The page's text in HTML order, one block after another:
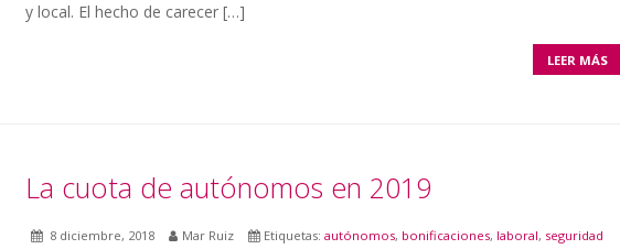
y local. El hecho de carecer […]
LEER MÁS
La cuota de autónomos en 2019
8 diciembre, 2018 Mar Ruiz Etiquetas: autónomos, bonificaciones, laboral, seguridad